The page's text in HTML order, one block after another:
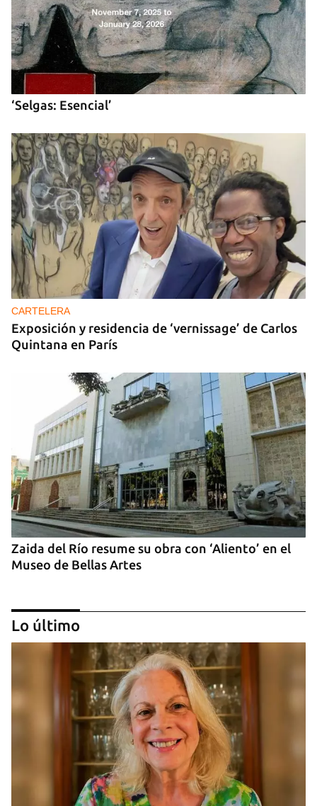
Guardar como favorito
iniciar sesión con tu cuenta de 14ymedio.
INICIAR SESIÓN CANCELAR
‘Selgas: Esencial’
CARTELERA
Exposición y residencia de ‘vernissage’ de Carlos
Quintana en París
Zaida del Río resume su obra con ‘Aliento’ en el
Museo de Bellas Artes
Exposiciones de artistas cubanos en Madrid
Lo último